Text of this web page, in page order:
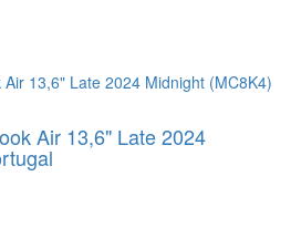
Air 13,6" Late 2024